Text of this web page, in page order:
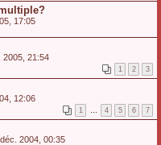
17:05
2005, 21:54
1 2 3
12:06
1 … 4 5 6 7
2004, 00:35